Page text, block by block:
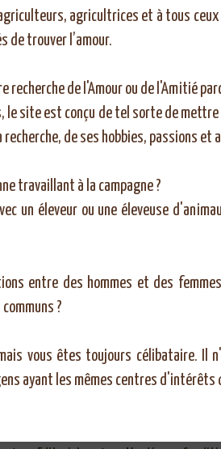
agricultrices et à tous
de trouver l’amour.
recherche de l'Amour ou de l'Amitié
le site est conçu de tel sorte de
de ses hobbies, passions
travaillant à la campagne ?
un éleveur ou une éleveuse
entre des hommes et des
?
vous êtes toujours célibataire.
ayant les mêmes centres